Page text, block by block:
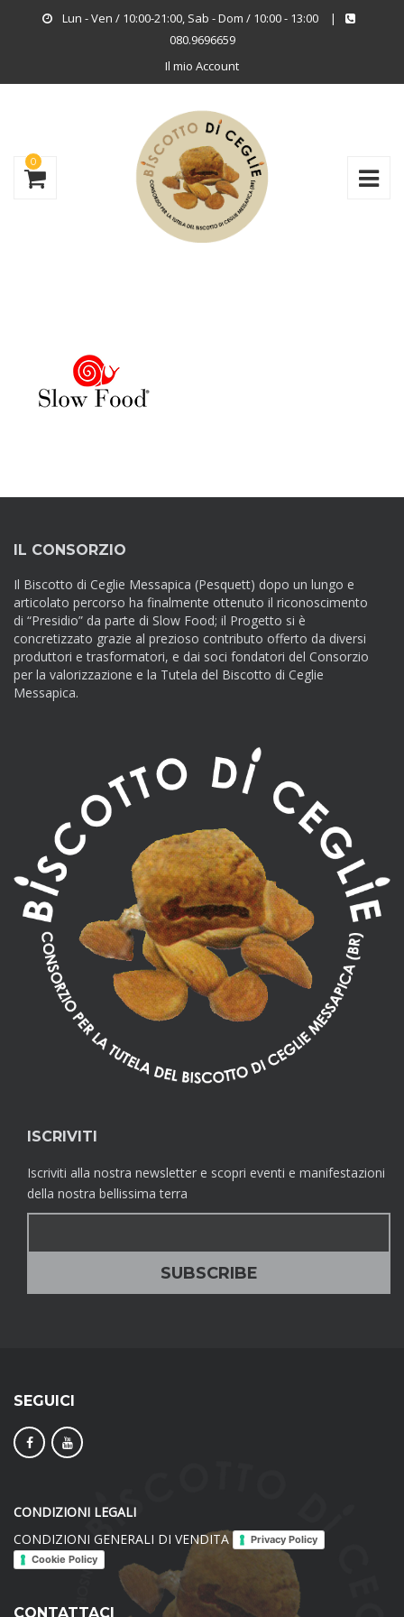
Lun - Ven / 10:00-21:00, Sab - Dom / 10:00 - 13:00
|
080.9696659
Il mio Account
0
IL CONSORZIO
Il Biscotto di Ceglie Messapica (Pesquett) dopo un lungo e
articolato percorso ha finalmente ottenuto il riconoscimento
di “Presidio” da parte di Slow Food; il Progetto si è
concretizzato grazie al prezioso contributo offerto da diversi
produttori e trasformatori, e dai soci fondatori del Consorzio
per la valorizzazione e la Tutela del Biscotto di Ceglie
Messapica.
ISCRIVITI
Iscriviti alla nostra newsletter e scopri eventi e manifestazioni
della nostra bellissima terra
SEGUICI
CONDIZIONI LEGALI
CONDIZIONI GENERALI DI VENDITA
Privacy Policy
Cookie Policy
CONTATTACI